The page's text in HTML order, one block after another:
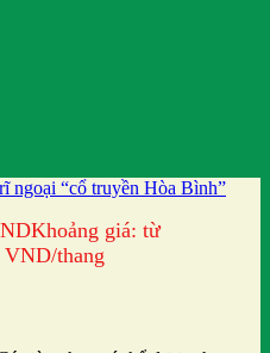
ngoại “cổ truyền Hòa Bình”
Khoảng giá: từ
VND/thang